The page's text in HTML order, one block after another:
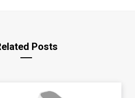
Posts